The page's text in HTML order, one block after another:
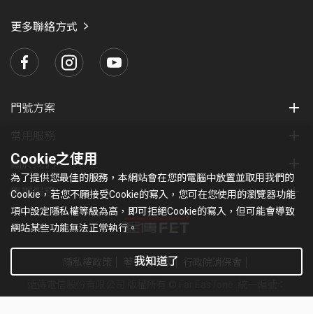
更多聯絡方式
門號方案
關於我們
集團服務
著作權條款
Cookie之使用
為了提供您最佳的服務，本網站會在您的電腦中放置並取用我們的
Cookie，若您不願接受Cookie的寫入，您可在您使用的瀏覽器功能
項中設定隱私權等級為高，即可拒絕Cookie的寫入，但可能會導致
網站某些功能無法正常執行。
我知道了